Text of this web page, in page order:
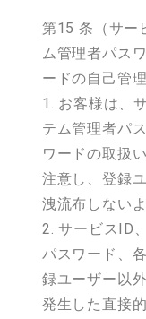
第15 条（サー
ム管理者パス
ードの自己管理
1. お客様は、
テム管理者パ
ワードの取扱
注意し、登録
洩流布しない
2. サービスID
パスワード、
録ユーザー以
発生した直接